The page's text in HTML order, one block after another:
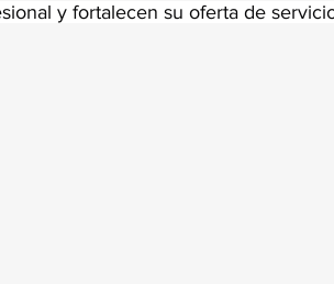
y fortalecen su oferta de